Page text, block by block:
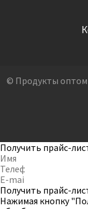
© Продукты оптом
Получить прайс-
Получить прайс-
Нажимая кнопку